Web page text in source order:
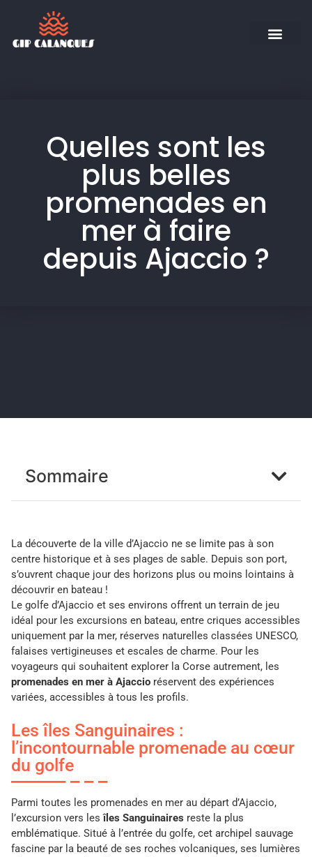
Quelles sont les
plus belles
promenades en
mer à faire
depuis Ajaccio ?
Sommaire
La découverte de la ville d’Ajaccio ne se limite pas à son
centre historique et à ses plages de sable. Depuis son port,
s’ouvrent chaque jour des horizons plus ou moins lointains à
découvrir en bateau !
Le golfe d’Ajaccio et ses environs offrent un terrain de jeu
idéal pour les excursions en bateau, entre criques accessibles
uniquement par la mer, réserves naturelles classées UNESCO,
falaises vertigineuses et escales de charme. Pour les
voyageurs qui souhaitent explorer la Corse autrement, les
promenades en mer à Ajaccio réservent des expériences
variées, accessibles à tous les profils.
Les îles Sanguinaires :
l’incontournable promenade au cœur
du golfe
Parmi toutes les promenades en mer au départ d’Ajaccio,
l’excursion vers lesîles Sanguinaires reste la plus
emblématique. Situé à l’entrée du golfe, cet archipel sauvage
fascine par la beauté de ses roches volcaniques, ses lumières